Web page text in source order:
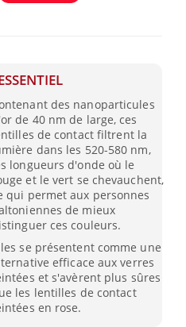
des nanoparticules
de 40 nm de large, ces
de contact filtrent la
dans les 520-580 nm,
longueurs d'onde où le
et le vert se chevauchent,
qui permet aux personnes
de mieux
ces couleurs.
se présentent comme une
efficace aux verres
et s'avèrent plus sûres
les lentilles de contact
en rose.